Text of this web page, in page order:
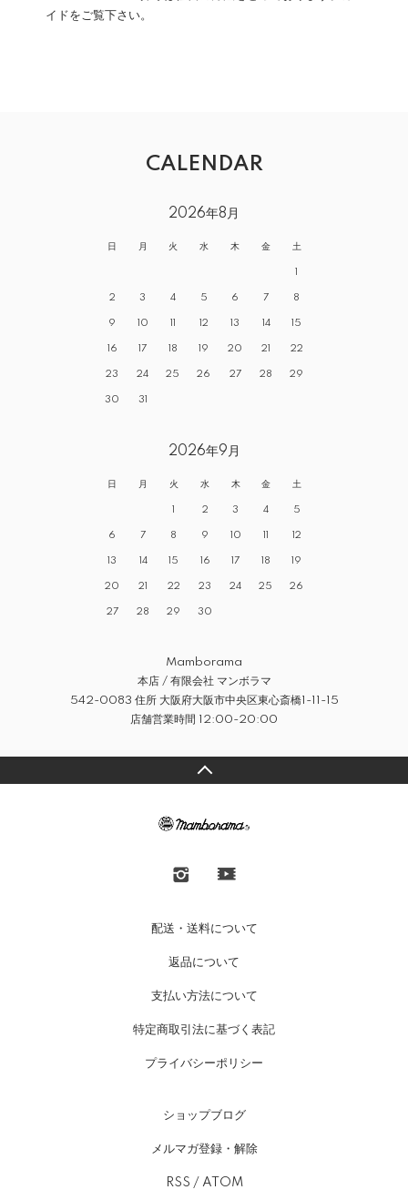
イドをご覧下さい。
CALENDAR
2026年8月
日 月 火 水 木 金 土
1
2 3 4 5 6 7 8
9 10 11 12 13 14 15
16 17 18 19 20 21 22
23 24 25 26 27 28 29
30 31
2026年9月
日 月 火 水 木 金 土
1 2 3 4 5
6 7 8 9 10 11 12
13 14 15 16 17 18 19
20 21 22 23 24 25 26
27 28 29 30
Mamborama
本店 / 有限会社 マンボラマ
542-0083 住所 大阪府大阪市中央区東心斎橋1-11-15
店舗営業時間 12:00-20:00
配送・送料について
返品について
支払い方法について
特定商取引法に基づく表記
プライバシーポリシー
ショップブログ
メルマガ登録・解除
RSS / ATOM